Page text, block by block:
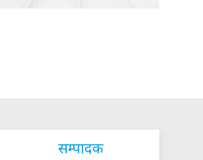
सम्पादक